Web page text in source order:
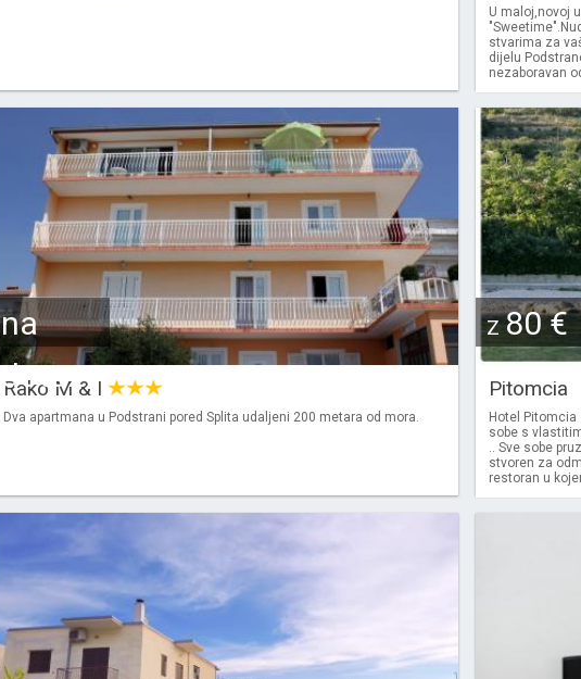
U maloj,novoj
stvarima za
dijelu
nezaboravan
na
dotaz
Rako M & I
Dva apartmana u Podstrani pored Splita udaljeni 200 metara od mora.
Z80 €
Pitomcia
Hotel
sobe s
.. Sve sobe
stvoren za
restoran u